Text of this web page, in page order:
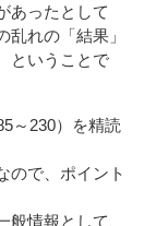
あったとして
れの「結果」
ということで
～230）を精読
ので、ポイント
情報として、